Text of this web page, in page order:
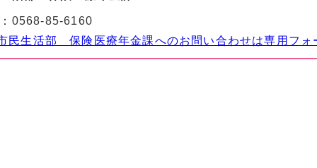
0568-85-6160
民生活部 保険医療年金課へのお問い合わせは専用フォ